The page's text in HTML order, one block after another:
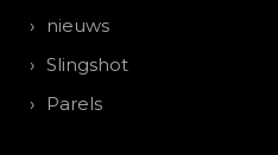
nieuws
Slingshot
Parels